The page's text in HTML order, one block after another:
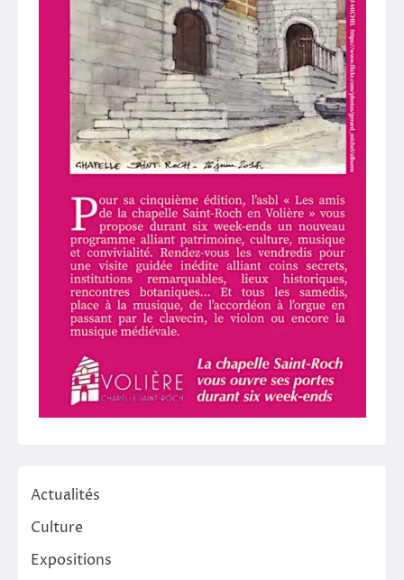
Actualités
Culture
Expositions